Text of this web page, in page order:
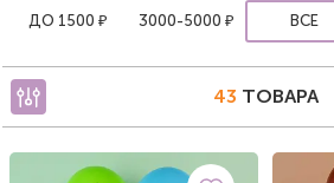
ДО 1500 ₽ 3000-5000 ₽ ВСЕ
43 ТОВАРА